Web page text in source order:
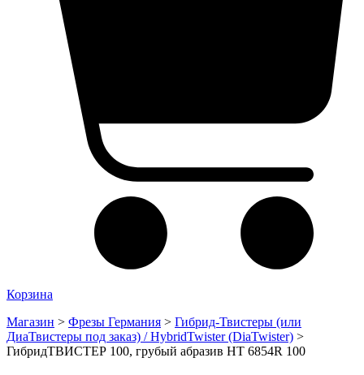
Корзина
Магазин > Фрезы Германия > Гибрид-Твистеры (или
ДиаТвистеры под заказ) / HybridTwister (DiaTwister) >
ГибридТВИСТЕР 100, грубый абразив HT 6854R 100